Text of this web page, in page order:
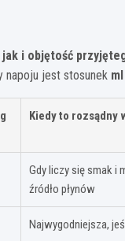
i objętość
napoju jest stosunek
Kiedy to rozsądny
Gdy liczy się smak i
źródło płynów
Najwygodniejsza,